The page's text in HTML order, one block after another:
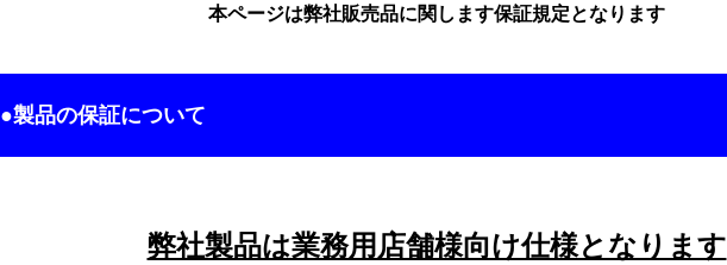
本ページは弊社販売品に関します保証規定となります
●製品の保証について
弊社製品は業務用店舗様向け仕様となります